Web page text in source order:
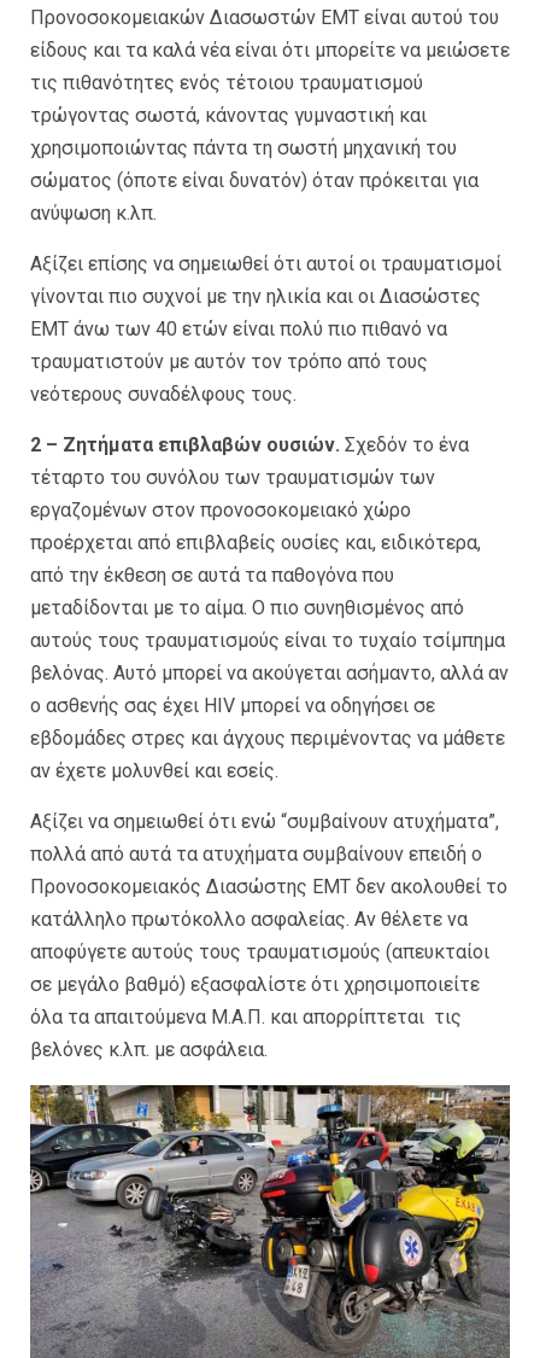
Προνοσοκομειακών Διασωστών ΕΜΤ είναι αυτού του
είδους και τα καλά νέα είναι ότι μπορείτε να μειώσετε
τις πιθανότητες ενός τέτοιου τραυματισμού
τρώγοντας σωστά, κάνοντας γυμναστική και
χρησιμοποιώντας πάντα τη σωστή μηχανική του
σώματος (όποτε είναι δυνατόν) όταν πρόκειται για
ανύψωση κ.λπ.
Αξίζει επίσης να σημειωθεί ότι αυτοί οι τραυματισμοί
γίνονται πιο συχνοί με την ηλικία και οι Διασώστες
ΕΜΤ άνω των 40 ετών είναι πολύ πιο πιθανό να
τραυματιστούν με αυτόν τον τρόπο από τους
νεότερους συναδέλφους τους.
2 – Ζητήματα επιβλαβών ουσιών. Σχεδόν το ένα
τέταρτο του συνόλου των τραυματισμών των
εργαζομένων στον προνοσοκομειακό χώρο
προέρχεται από επιβλαβείς ουσίες και, ειδικότερα,
από την έκθεση σε αυτά τα παθογόνα που
μεταδίδονται με το αίμα. Ο πιο συνηθισμένος από
αυτούς τους τραυματισμούς είναι το τυχαίο τσίμπημα
βελόνας. Αυτό μπορεί να ακούγεται ασήμαντο, αλλά αν
ο ασθενής σας έχει HIV μπορεί να οδηγήσει σε
εβδομάδες στρες και άγχους περιμένοντας να μάθετε
αν έχετε μολυνθεί και εσείς.
Αξίζει να σημειωθεί ότι ενώ “συμβαίνουν ατυχήματα”,
πολλά από αυτά τα ατυχήματα συμβαίνουν επειδή ο
Προνοσοκομειακός Διασώστης EMT δεν ακολουθεί το
κατάλληλο πρωτόκολλο ασφαλείας. Αν θέλετε να
αποφύγετε αυτούς τους τραυματισμούς (απευκταίοι
σε μεγάλο βαθμό) εξασφαλίστε ότι χρησιμοποιείτε
όλα τα απαιτούμενα Μ.Α.Π. και απορρίπτεται τις
βελόνες κ.λπ. με ασφάλεια.